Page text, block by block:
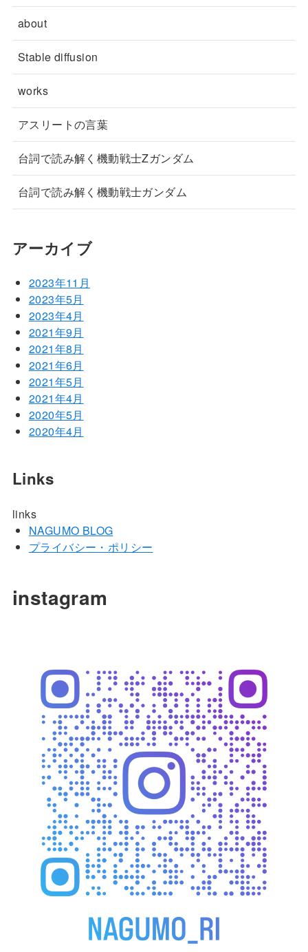
about
Stable diffusion
works
アスリートの言葉
台詞で読み解く機動戦士Zガンダム
台詞で読み解く機動戦士ガンダム
アーカイブ
2023年11月
2023年5月
2023年4月
2021年9月
2021年8月
2021年6月
2021年5月
2021年4月
2020年5月
2020年4月
Links
links
NAGUMO BLOG
プライバシー・ポリシー
instagram